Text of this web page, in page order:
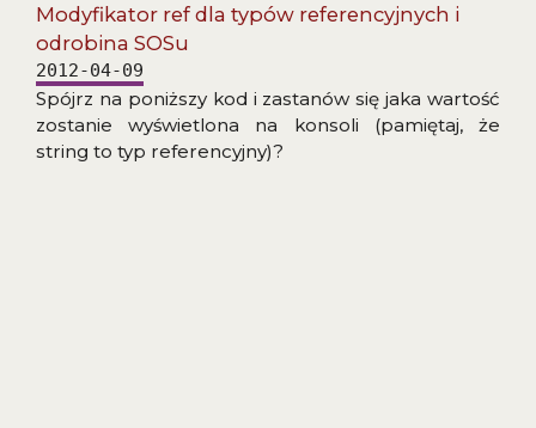
Modyfikator ref dla typów referencyjnych i
odrobina SOSu
2012-04-09
Spójrz na poniższy kod i zastanów się jaka wartość
zostanie wyświetlona na konsoli (pamiętaj, że
string to typ referencyjny)?